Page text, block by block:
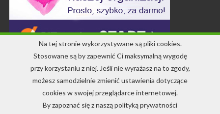
Kontakt
Na tej stronie wykorzystywane są pliki cookies.
Stosowane są by zapewnić Ci maksymalną wygodę
przy korzystaniu z niej. Jeśli nie wyrażasz na to zgody,
możesz samodzielnie zmienić ustawienia dotyczące
cookies w swojej przeglądarce internetowej.
By zapoznać się z naszą polityką prywatności